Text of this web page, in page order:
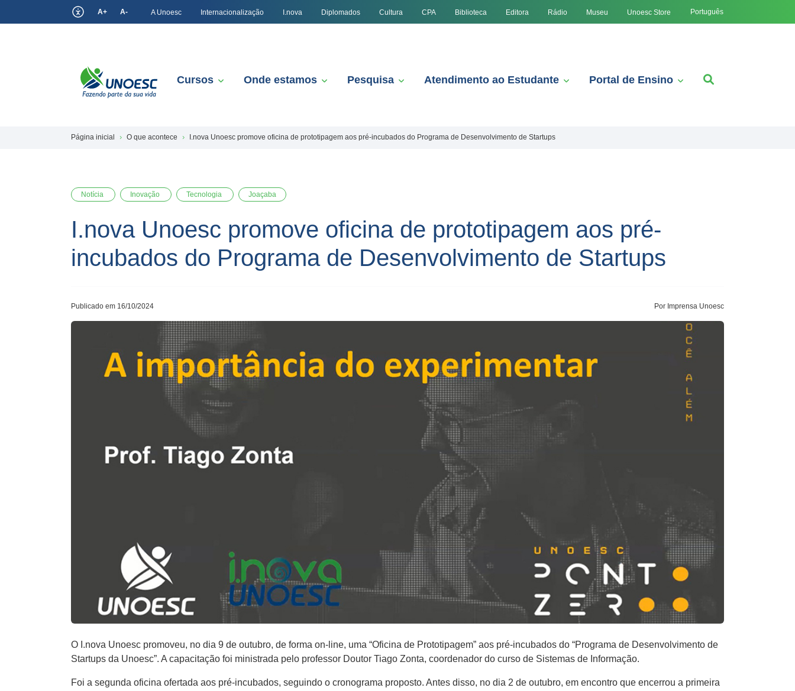
A+ A- A Unoesc Internacionalização I.nova Diplomados Cultura CPA Biblioteca Editora Rádio Museu Unoesc Store Português
Cursos Onde estamos Pesquisa Atendimento ao Estudante Portal de Ensino
Página inicial O que acontece I.nova Unoesc promove oficina de prototipagem aos pré-incubados do Programa de Desenvolvimento de Startups
Notícia Inovação Tecnologia Joaçaba
I.nova Unoesc promove oficina de prototipagem aos pré-
incubados do Programa de Desenvolvimento de Startups
Publicado em 16/10/2024 Por Imprensa Unoesc
O I.nova Unoesc promoveu, no dia 9 de outubro, de forma on-line, uma “Oficina de Prototipagem” aos pré-incubados do “Programa de Desenvolvimento de
Startups da Unoesc”. A capacitação foi ministrada pelo professor Doutor Tiago Zonta, coordenador do curso de Sistemas de Informação.
Foi a segunda oficina ofertada aos pré-incubados, seguindo o cronograma proposto. Antes disso, no dia 2 de outubro, em encontro que encerrou a primeira